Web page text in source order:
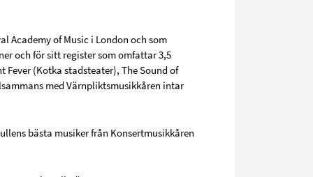
Academy of Music i London och som
och för sitt register som omfattar 3,5
(Kotka stadsteater), The Sound of
med Värnpliktsmusikkåren intar
bästa musiker från Konsertmusikkåren